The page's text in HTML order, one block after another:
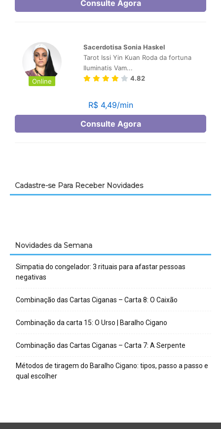
Cadastre-se Para Receber Novidades
Novidades da Semana
Simpatia do congelador: 3 rituais para afastar pessoas
negativas
Combinação das Cartas Ciganas – Carta 8: O Caixão
Combinação da carta 15: O Urso | Baralho Cigano
Combinação das Cartas Ciganas – Carta 7: A Serpente
Métodos de tiragem do Baralho Cigano: tipos, passo a passo e
qual escolher